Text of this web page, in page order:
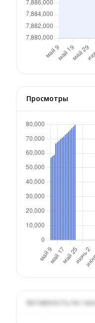
Просмотры
Активность по